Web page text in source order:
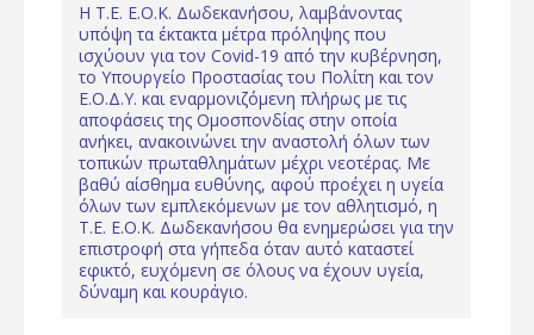
Η Τ.Ε. Ε.Ο.Κ. Δωδεκανήσου, λαμβάνοντας
υπόψη τα έκτακτα μέτρα πρόληψης που
ισχύουν για τον Covid-19 από την κυβέρνηση,
το Υπουργείο Προστασίας του Πολίτη και τον
Ε.Ο.Δ.Υ. και εναρμονιζόμενη πλήρως με τις
αποφάσεις της Ομοσπονδίας στην οποία
ανήκει, ανακοινώνει την αναστολή όλων των
τοπικών πρωταθλημάτων μέχρι νεοτέρας. Με
βαθύ αίσθημα ευθύνης, αφού προέχει η υγεία
όλων των εμπλεκόμενων με τον αθλητισμό, η
Τ.Ε. Ε.Ο.Κ. Δωδεκανήσου θα ενημερώσει για την
επιστροφή στα γήπεδα όταν αυτό καταστεί
εφικτό, ευχόμενη σε όλους να έχουν υγεία,
δύναμη και κουράγιο.